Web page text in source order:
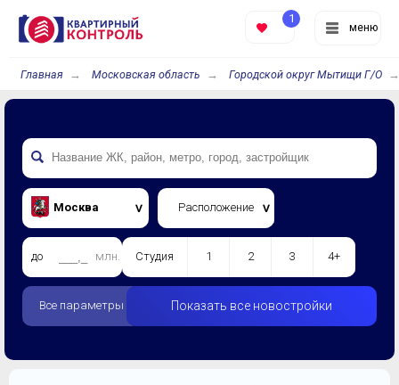
меню
1
Главная Московская область Городской округ Мытищи Г/О
Москва Расположение
до млн. Студия 1 2 3 4+
Все параметры Показать все новостройки